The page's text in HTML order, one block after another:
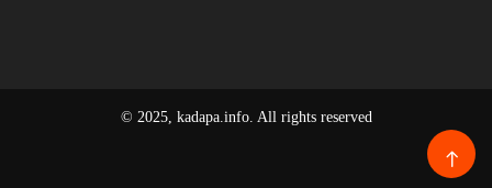
© 2025, kadapa.info. All rights reserved